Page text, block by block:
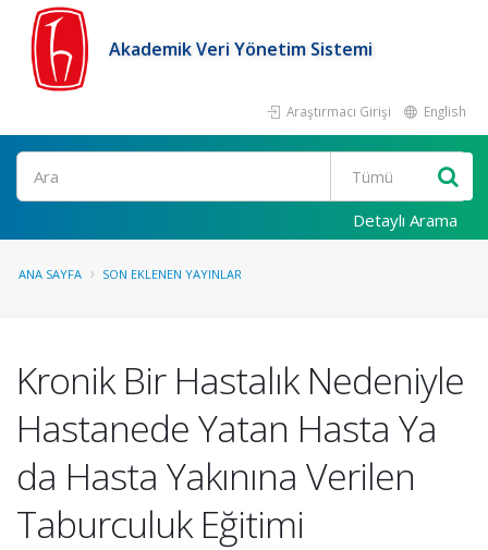
Akademik Veri Yönetim Sistemi
Araştırmacı Girişi English
Ara
Detaylı Arama
ANA SAYFA SON EKLENEN YAYINLAR
Kronik Bir Hastalık Nedeniyle
Hastanede Yatan Hasta Ya
da Hasta Yakınına Verilen
Taburculuk Eğitimi